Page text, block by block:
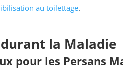
au toilettage.
la Maladie
pour les Persans